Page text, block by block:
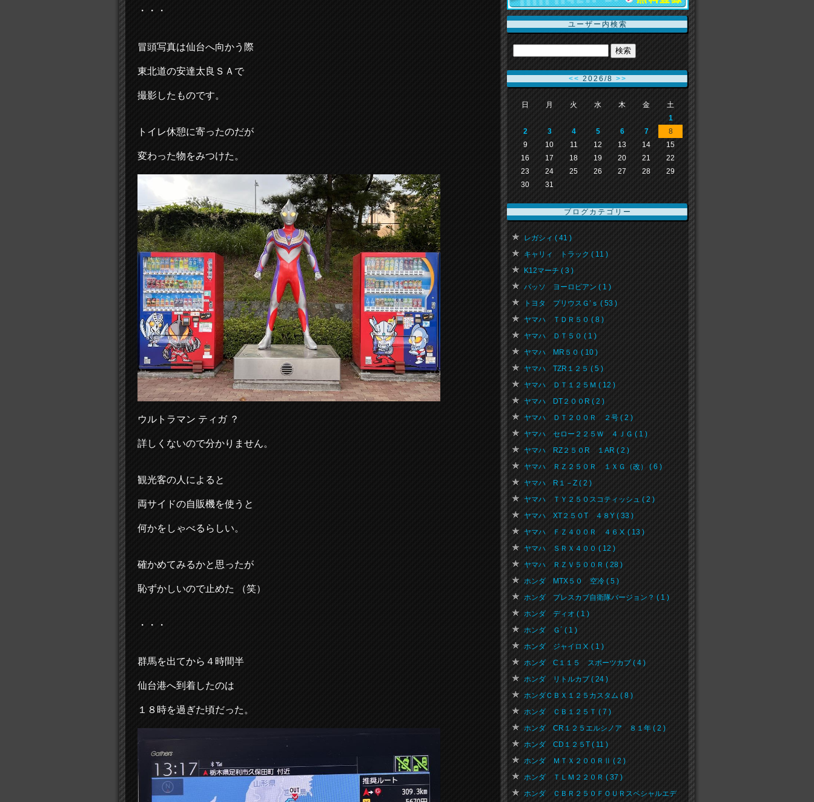
・・・
冒頭写真は仙台へ向かう際
東北道の安達太良ＳＡで
撮影したものです。
トイレ休憩に寄ったのだが
変わった物をみつけた。
ウルトラマン ティガ ？
詳しくないので分かりません。
観光客の人によると
両サイドの自販機を使うと
何かをしゃべるらしい。
確かめてみるかと思ったが
恥ずかしいので止めた （笑）
・・・
群馬を出てから４時間半
仙台港へ到着したのは
１８時を過ぎた頃だった。
ユーザー内検索
<< 2026/8 >>
日 月 火 水 木 金
土
1
2
3 4 5 6 7
8
9
10 11 12 13 14
15
16
17 18 19 20 21
22
23
24 25 26 27 28
29
30
31
ブログカテゴリー
レガシィ ( 41 )
キャリィ トラック ( 11 )
K12マーチ ( 3 )
パッソ ヨーロピアン ( 1 )
トヨタ プリウスＧ’ｓ ( 53 )
ヤマハ ＴＤＲ５０ ( 8 )
ヤマハ ＤＴ５０ ( 1 )
ヤマハ MR５０ ( 10 )
ヤマハ TZR１２５ ( 5 )
ヤマハ ＤＴ１２５Ｍ ( 12 )
ヤマハ DT２００R ( 2 )
ヤマハ ＤＴ２００Ｒ ２号 ( 2 )
ヤマハ セロー２２５Ｗ ４ＪＧ ( 1 )
ヤマハ RZ２５０R １AR ( 2 )
ヤマハ ＲＺ２５０Ｒ １ＸＧ（改） ( 6 )
ヤマハ R１－Z ( 2 )
ヤマハ ＴＹ２５０スコティッシュ ( 2 )
ヤマハ XT２５０T ４８Y ( 33 )
ヤマハ ＦＺ４００Ｒ ４６Ⅹ ( 13 )
ヤマハ ＳＲＸ４００ ( 12 )
ヤマハ ＲＺＶ５００Ｒ ( 28 )
ホンダ MTX５０ 空冷 ( 5 )
ホンダ プレスカブ自衛隊バージョン？ ( 1 )
ホンダ ディオ ( 1 )
ホンダ Ｇ´ ( 1 )
ホンダ ジャイロⅩ ( 1 )
ホンダ C１１５ スポーツカブ ( 4 )
ホンダ リトルカブ ( 24 )
ホンダＣＢＸ１２５カスタム ( 8 )
ホンダ ＣＢ１２５Ｔ ( 7 )
ホンダ CR１２５エルシノア ８１年 ( 2 )
ホンダ CD１２５T ( 11 )
ホンダ ＭＴＸ２００ＲⅡ ( 2 )
ホンダ ＴＬＭ２２０Ｒ ( 37 )
ホンダ ＣＢＲ２５０ＦＯＵＲスペシャルエデ